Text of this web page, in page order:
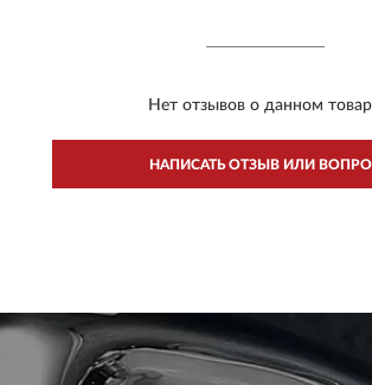
Нет отзывов о данном
НАПИСАТЬ ОТЗЫВ ИЛИ